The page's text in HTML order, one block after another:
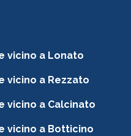
vicino a Lonato
vicino a Rezzato
vicino a Calcinato
vicino a Botticino